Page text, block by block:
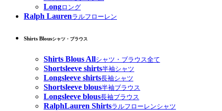
Longロング
Ralph Laurenラルフローレン
Shirts Blousシャツ・ブラウス
Shirts Blous Allシャツ・ブラウス全て
Shortsleeve shirts半袖シャツ
Longsleeve shirts長袖シャツ
Shortsleeve blous半袖ブラウス
Longsleeve blous長袖ブラウス
RalphLauren Shirtsラルフローレンシャツ